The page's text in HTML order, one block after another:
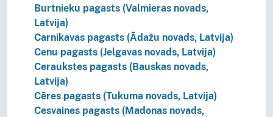
Burtnieku pagasts (Valmieras novads,
Latvija)
Carnikavas pagasts (Ādažu novads, Latvija)
Cenu pagasts (Jelgavas novads, Latvija)
Ceraukstes pagasts (Bauskas novads,
Latvija)
Cēres pagasts (Tukuma novads, Latvija)
Cesvaines pagasts (Madonas novads,